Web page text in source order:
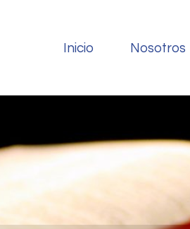
Inicio Nosotros